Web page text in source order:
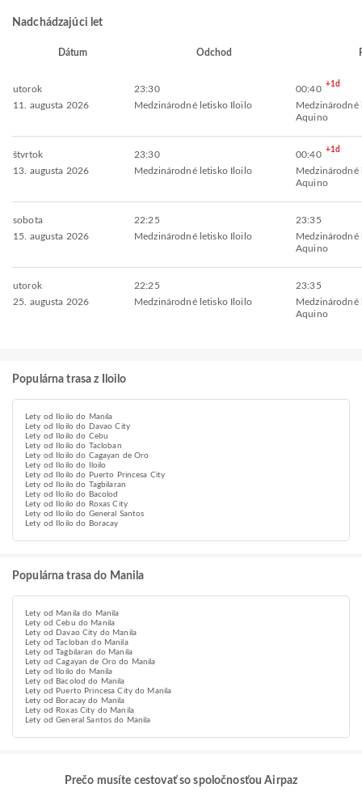
Nadchádzajúci let
Dátum Odchod
utorok
11. augusta 2026
23:30
Medzinárodné letisko Iloilo
00:40 +1d
Medzinárodné
Aquino
štvrtok
13. augusta 2026
23:30
Medzinárodné letisko Iloilo
00:40 +1d
Medzinárodné
Aquino
sobota
15. augusta 2026
22:25
Medzinárodné letisko Iloilo
23:35
Medzinárodné
Aquino
utorok
25. augusta 2026
22:25
Medzinárodné letisko Iloilo
23:35
Medzinárodné
Aquino
Populárna trasa z Iloilo
Lety od Iloilo do Manila
Lety od Iloilo do Davao City
Lety od Iloilo do Cebu
Lety od Iloilo do Tacloban
Lety od Iloilo do Cagayan de Oro
Lety od Iloilo do Iloilo
Lety od Iloilo do Puerto Princesa City
Lety od Iloilo do Tagbilaran
Lety od Iloilo do Bacolod
Lety od Iloilo do Roxas City
Lety od Iloilo do General Santos
Lety od Iloilo do Boracay
Populárna trasa do Manila
Lety od Manila do Manila
Lety od Cebu do Manila
Lety od Davao City do Manila
Lety od Tacloban do Manila
Lety od Tagbilaran do Manila
Lety od Cagayan de Oro do Manila
Lety od Iloilo do Manila
Lety od Bacolod do Manila
Lety od Puerto Princesa City do Manila
Lety od Boracay do Manila
Lety od Roxas City do Manila
Lety od General Santos do Manila
Prečo musíte cestovať so spoločnosťou Airpaz